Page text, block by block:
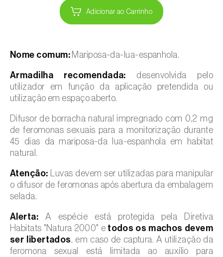
Adicionar ao Carrinho
Nome comum:Mariposa-da-lua-espanhola.
Armadilha recomendada: desenvolvida pelo
utilizador em função da aplicação pretendida ou
utilização em espaço aberto.
Difusor de borracha natural impregnado com 0,2 mg
de feromonas sexuais para a monitorização durante
45 dias da mariposa-da lua-espanhola em habitat
natural.
Atenção: Luvas devem ser utilizadas para manipular
o difusor de feromonas após abertura da embalagem
selada.
Alerta: A espécie está protegida pela Diretiva
Habitats "Natura 2000" e todos os machos devem
ser libertados, em caso de captura. A utilização da
feromona sexual está limitada ao auxílio para